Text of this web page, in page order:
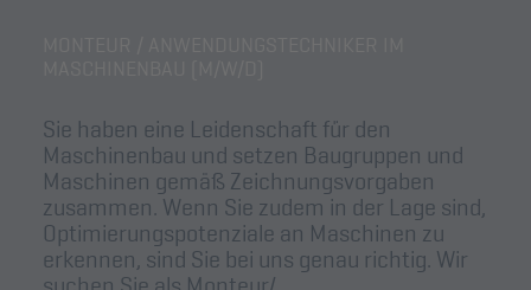
Sie haben eine Leidenschaft für den
Maschinenbau und setzen Baugruppen und
Maschinen gemäß Zeichnungsvorgaben
zusammen. Wenn Sie zudem in der Lage sind,
Optimierungspotenziale an Maschinen zu
erkennen, sind Sie bei uns genau richtig. Wir